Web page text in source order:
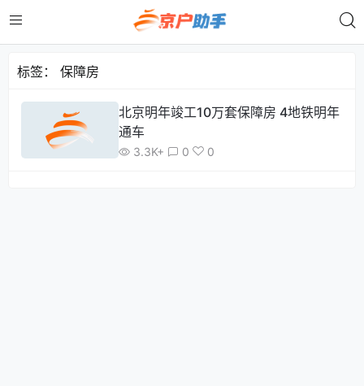
标签： 保障房
北京明年竣工10万套保障房 4地铁明年
通车
3.3K+ 0 0